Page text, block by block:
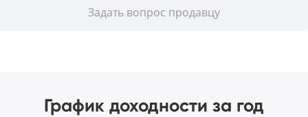
Задать вопрос продавцу
График доходности за год